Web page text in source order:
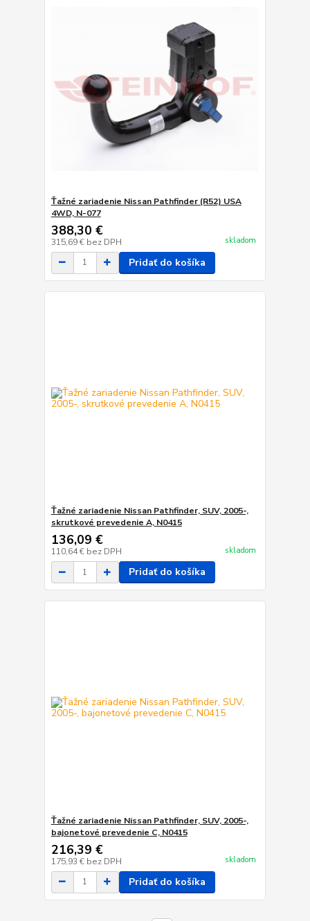
Ťažné zariadenie Nissan Pathfinder (R52) USA
4WD, N-077
388,30 €
315,69 € bez DPH skladom
Pridať do košíka
Ťažné zariadenie Nissan Pathfinder, SUV, 2005-,
skrutkové prevedenie A, N0415
136,09 €
110,64 € bez DPH skladom
Pridať do košíka
Ťažné zariadenie Nissan Pathfinder, SUV, 2005-,
bajonetové prevedenie C, N0415
216,39 €
175,93 € bez DPH skladom
Pridať do košíka